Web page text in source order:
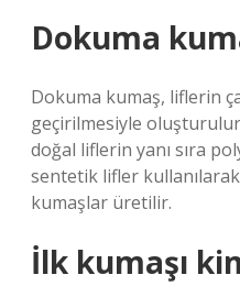
Dokuma
Dokuma kumaş, liflerin
geçirilmesiyle
doğal liflerin yanı sıra
sentetik lifler
kumaşlar üretilir.
İlk kumaşı